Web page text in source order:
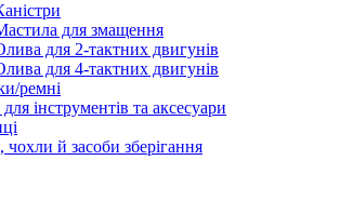
для змащення
для 2-тактних двигунів
для 4-тактних двигунів
ремні
інструментів та аксесуари
й засоби зберігання